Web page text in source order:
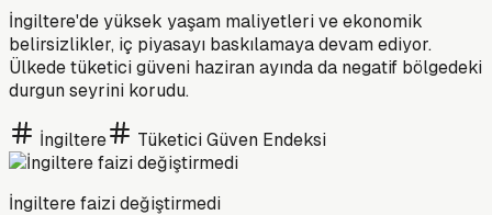
İngiltere'de yüksek yaşam maliyetleri ve ekonomik
belirsizlikler, iç piyasayı baskılamaya devam ediyor.
Ülkede tüketici güveni haziran ayında da negatif bölgedeki
durgun seyrini korudu.
İngiltere Tüketici Güven Endeksi
İngiltere faizi değiştirmedi